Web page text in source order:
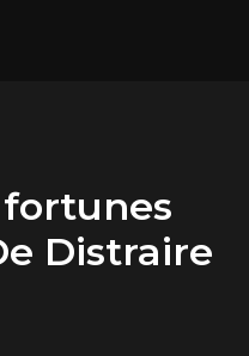
fortunes
Distraire